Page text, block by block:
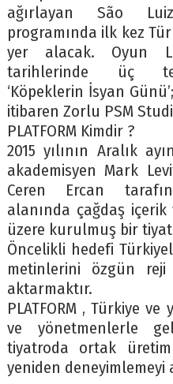
ağırlayan São
programında ilk kez
yer alacak. Oyun
tarihlerinde üç
‘Köpeklerin İsyan
itibaren Zorlu PSM
PLATFORM Kimdir ?
2015 yılının Aralık
akademisyen Mark
Ceren Ercan
alanında çağdaş
üzere kurulmuş bir
Öncelikli hedefi
metinlerini özgün
aktarmaktır.
PLATFORM , Türkiye
ve yönetmenlerle
tiyatroda ortak
yeniden deneyimlemeyi